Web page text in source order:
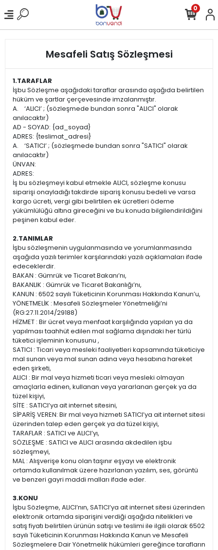
0
Mesafeli Satış Sözleşmesi
1.TARAFLAR
İşbu Sözleşme aşağıdaki taraflar arasında aşağıda belirtilen
hüküm ve şartlar çerçevesinde imzalanmıştır.
A. ‘ALICI’ ; (sözleşmede bundan sonra "ALICI" olarak
anılacaktır)
AD - SOYAD: {ad_soyad}
ADRES: {teslimat_adresi}
A. ‘SATICI’ ; (sözleşmede bundan sonra "SATICI" olarak
anılacaktır)
ÜNVAN:
ADRES:
İş bu sözleşmeyi kabul etmekle ALICI, sözleşme konusu
siparişi onayladığı takdirde sipariş konusu bedeli ve varsa
kargo ücreti, vergi gibi belirtilen ek ücretleri ödeme
yükümlülüğü altına gireceğini ve bu konuda bilgilendirildiğini
peşinen kabul eder.
2.TANIMLAR
İşbu sözleşmenin uygulanmasında ve yorumlanmasında
aşağıda yazılı terimler karşılarındaki yazılı açıklamaları ifade
edeceklerdir.
BAKAN : Gümrük ve Ticaret Bakanı’nı,
BAKANLIK : Gümrük ve Ticaret Bakanlığı’nı,
KANUN : 6502 sayılı Tüketicinin Korunması Hakkında Kanun’u,
YÖNETMELİK : Mesafeli Sözleşmeler Yönetmeliği’ni
(RG:27.11.2014/29188)
HİZMET : Bir ücret veya menfaat karşılığında yapılan ya da
yapılması taahhüt edilen mal sağlama dışındaki her türlü
tüketici işleminin konusunu ,
SATICI : Ticari veya mesleki faaliyetleri kapsamında tüketiciye
mal sunan veya mal sunan adına veya hesabına hareket
eden şirketi,
ALICI : Bir mal veya hizmeti ticari veya mesleki olmayan
amaçlarla edinen, kullanan veya yararlanan gerçek ya da
tüzel kişiyi,
SİTE : SATICI’ya ait internet sitesini,
SİPARİŞ VEREN: Bir mal veya hizmeti SATICI’ya ait internet sitesi
üzerinden talep eden gerçek ya da tüzel kişiyi,
TARAFLAR : SATICI ve ALICI’yı,
SÖZLEŞME : SATICI ve ALICI arasında akdedilen işbu
sözleşmeyi,
MAL : Alışverişe konu olan taşınır eşyayı ve elektronik
ortamda kullanılmak üzere hazırlanan yazılım, ses, görüntü
ve benzeri gayri maddi malları ifade eder.
3.KONU
İşbu Sözleşme, ALICI’nın, SATICI’ya ait internet sitesi üzerinden
elektronik ortamda siparişini verdiği aşağıda nitelikleri ve
satış fiyatı belirtilen ürünün satışı ve teslimi ile ilgili olarak 6502
sayılı Tüketicinin Korunması Hakkında Kanun ve Mesafeli
Sözleşmelere Dair Yönetmelik hükümleri gereğince tarafların